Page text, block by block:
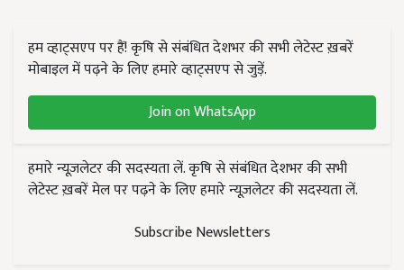
हम व्हाट्सएप पर हैं! कृषि से संबंधित देशभर की सभी लेटेस्ट ख़बरें
मोबाइल में पढ़ने के लिए हमारे व्हाट्सएप से जुड़ें.
Join on WhatsApp
हमारे न्यूज़लेटर की सदस्यता लें. कृषि से संबंधित देशभर की सभी
लेटेस्ट ख़बरें मेल पर पढ़ने के लिए हमारे न्यूज़लेटर की सदस्यता लें.
Subscribe Newsletters